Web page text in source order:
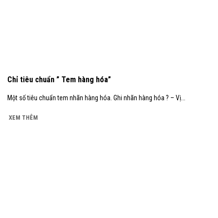
Chỉ tiêu chuẩn ” Tem hàng hóa”
Một số tiêu chuẩn tem nhãn hàng hóa. Ghi nhãn hàng hóa ? – Vị...
XEM THÊM